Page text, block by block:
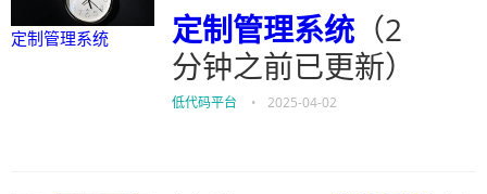
定制管理系统 定制管理系统 （2
分钟之前已更新）
低代码平台 • 2025-04-02